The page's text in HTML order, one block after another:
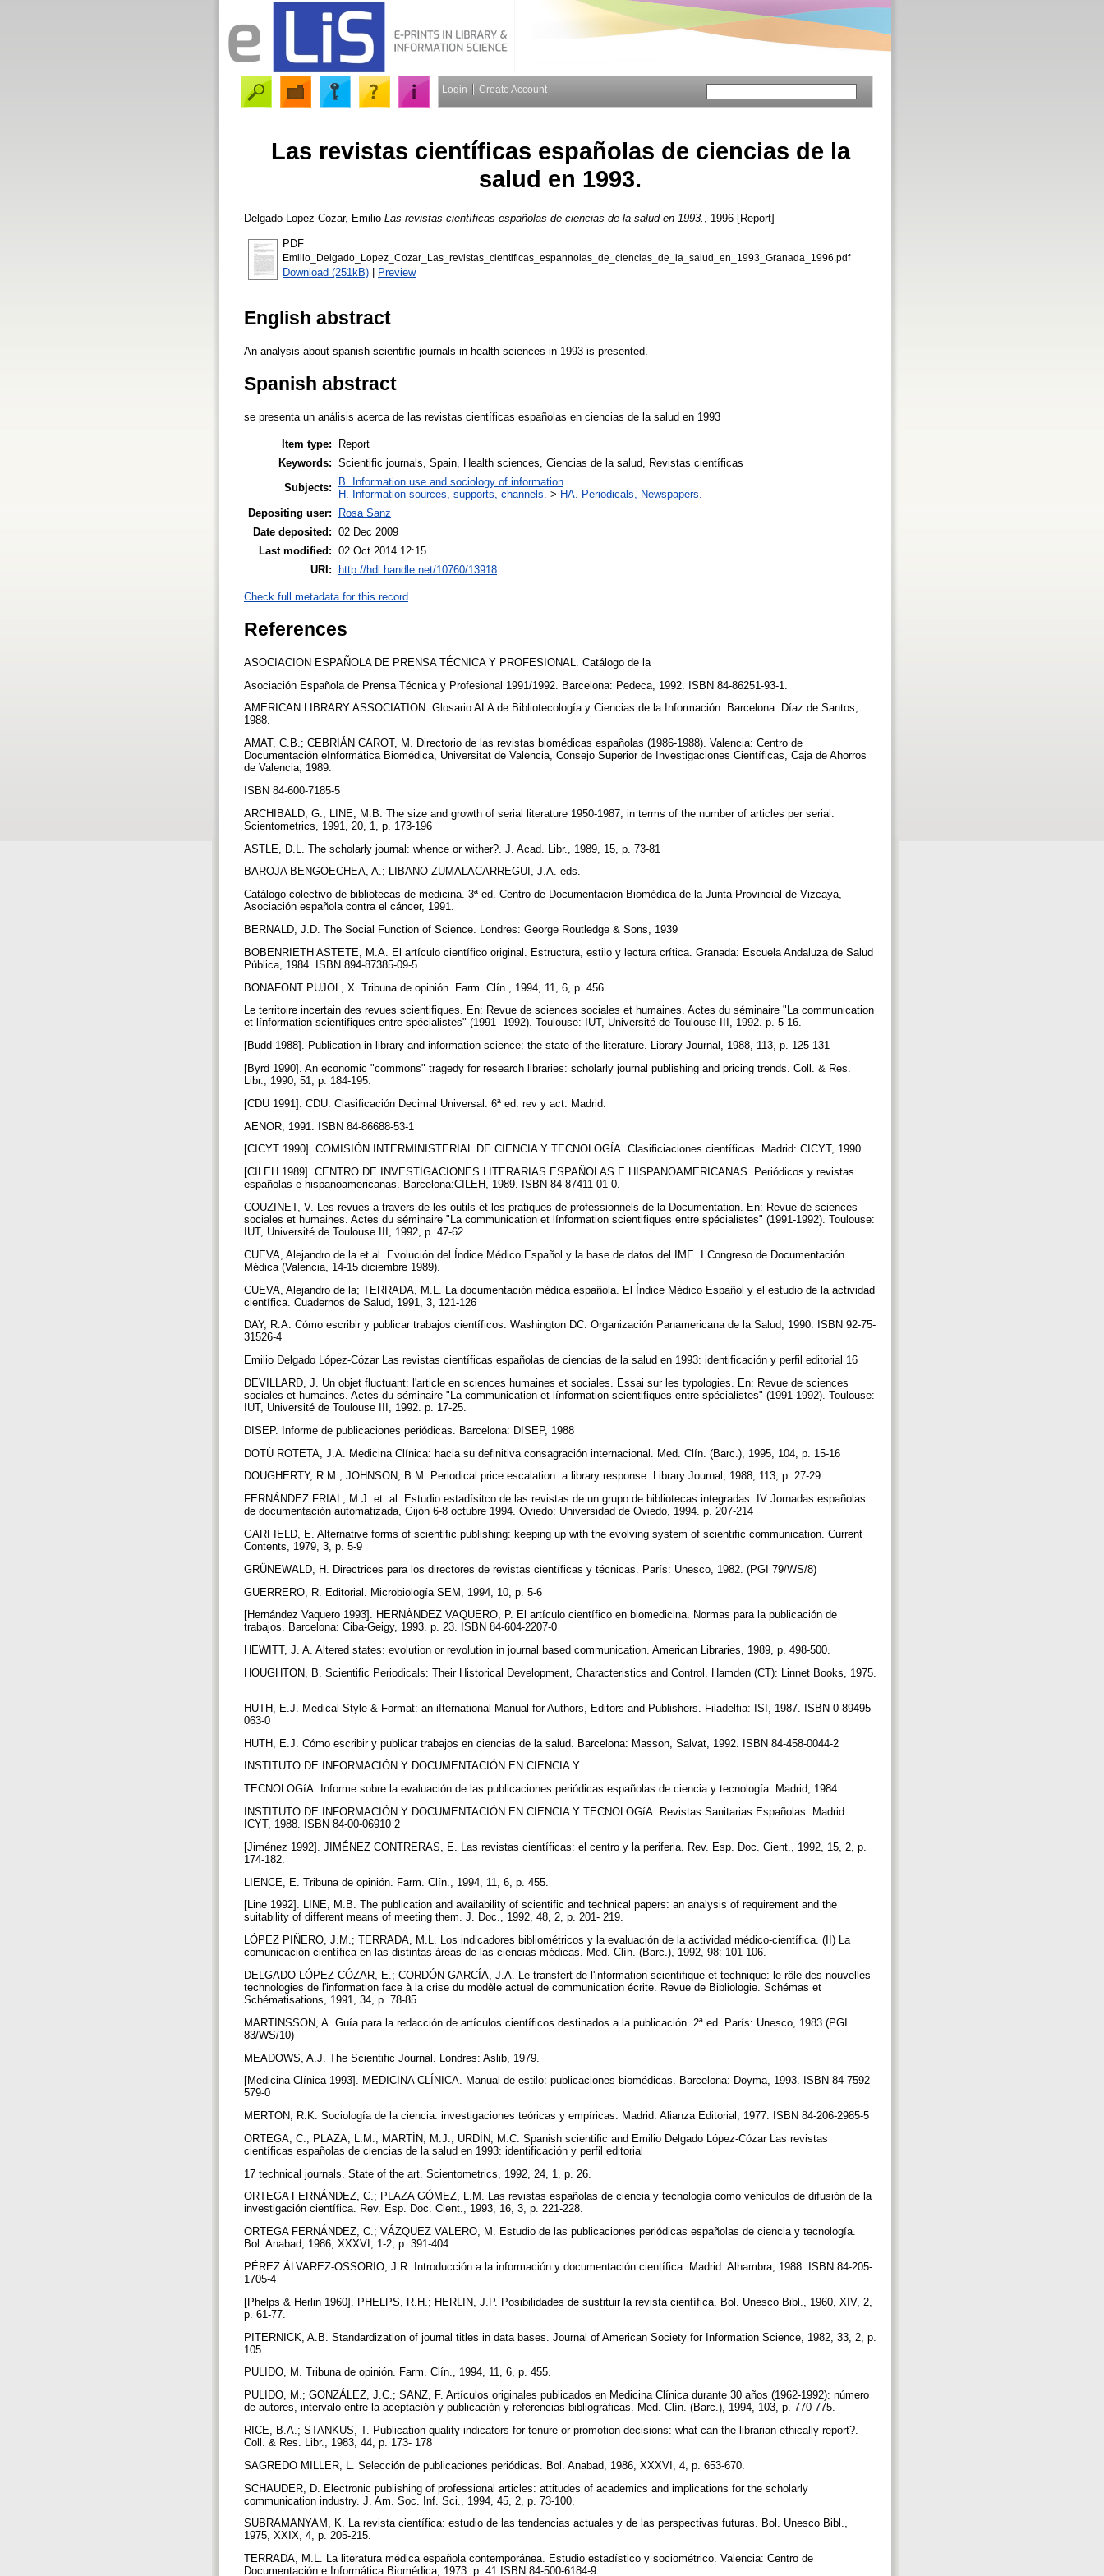
Login Create Account
Las revistas científicas españolas de ciencias de la
salud en 1993.
Delgado-Lopez-Cozar, Emilio Las revistas científicas españolas de ciencias de la salud en 1993. , 1996 [Report]
PDF
Emilio_Delgado_Lopez_Cozar_Las_revistas_cientificas_espannolas_de_ciencias_de_la_salud_en_1993_Granada_1996.pdf
Download (251kB) | Preview
English abstract
An analysis about spanish scientific journals in health sciences in 1993 is presented.
Spanish abstract
se presenta un análisis acerca de las revistas científicas españolas en ciencias de la salud en 1993
Item type:
Report
Keywords: Scientific journals, Spain, Health sciences, Ciencias de la salud, Revistas científicas
Subjects:
B. Information use and sociology of information
H. Information sources, supports, channels. > HA. Periodicals, Newspapers.
Depositing user:
Rosa Sanz
Date deposited: 02 Dec 2009
Last modified: 02 Oct 2014 12:15
URI:
http://hdl.handle.net/10760/13918
Check full metadata for this record
References
ASOCIACION ESPAÑOLA DE PRENSA TÉCNICA Y PROFESIONAL. Catálogo de la
Asociación Española de Prensa Técnica y Profesional 1991/1992. Barcelona: Pedeca, 1992. ISBN 84-86251-93-1.
AMERICAN LIBRARY ASSOCIATION. Glosario ALA de Bibliotecología y Ciencias de la Información. Barcelona: Díaz de Santos,
1988.
AMAT, C.B.; CEBRIÁN CAROT, M. Directorio de las revistas biomédicas españolas (1986-1988). Valencia: Centro de
Documentación eInformática Biomédica, Universitat de Valencia, Consejo Superior de Investigaciones Científicas, Caja de Ahorros
de Valencia, 1989.
ISBN 84-600-7185-5
ARCHIBALD, G.; LINE, M.B. The size and growth of serial literature 1950-1987, in terms of the number of articles per serial.
Scientometrics, 1991, 20, 1, p. 173-196
ASTLE, D.L. The scholarly journal: whence or wither?. J. Acad. Libr., 1989, 15, p. 73-81
BAROJA BENGOECHEA, A.; LIBANO ZUMALACARREGUI, J.A. eds.
Catálogo colectivo de bibliotecas de medicina. 3ª ed. Centro de Documentación Biomédica de la Junta Provincial de Vizcaya,
Asociación española contra el cáncer, 1991.
BERNALD, J.D. The Social Function of Science. Londres: George Routledge & Sons, 1939
BOBENRIETH ASTETE, M.A. El artículo científico original. Estructura, estilo y lectura crítica. Granada: Escuela Andaluza de Salud
Pública, 1984. ISBN 894-87385-09-5
BONAFONT PUJOL, X. Tribuna de opinión. Farm. Clín., 1994, 11, 6, p. 456
Le territoire incertain des revues scientifiques. En: Revue de sciences sociales et humaines. Actes du séminaire "La communication
et línformation scientifiques entre spécialistes" (1991- 1992). Toulouse: IUT, Université de Toulouse III, 1992. p. 5-16.
[Budd 1988]. Publication in library and information science: the state of the literature. Library Journal, 1988, 113, p. 125-131
[Byrd 1990]. An economic "commons" tragedy for research libraries: scholarly journal publishing and pricing trends. Coll. & Res.
Libr., 1990, 51, p. 184-195.
[CDU 1991]. CDU. Clasificación Decimal Universal. 6ª ed. rev y act. Madrid:
AENOR, 1991. ISBN 84-86688-53-1
[CICYT 1990]. COMISIÓN INTERMINISTERIAL DE CIENCIA Y TECNOLOGÍA. Clasificiaciones científicas. Madrid: CICYT, 1990
[CILEH 1989]. CENTRO DE INVESTIGACIONES LITERARIAS ESPAÑOLAS E HISPANOAMERICANAS. Periódicos y revistas
españolas e hispanoamericanas. Barcelona:CILEH, 1989. ISBN 84-87411-01-0.
COUZINET, V. Les revues a travers de les outils et les pratiques de professionnels de la Documentation. En: Revue de sciences
sociales et humaines. Actes du séminaire "La communication et línformation scientifiques entre spécialistes" (1991-1992). Toulouse:
IUT, Université de Toulouse III, 1992, p. 47-62.
CUEVA, Alejandro de la et al. Evolución del Índice Médico Español y la base de datos del IME. I Congreso de Documentación
Médica (Valencia, 14-15 diciembre 1989).
CUEVA, Alejandro de la; TERRADA, M.L. La documentación médica española. El Índice Médico Español y el estudio de la actividad
científica. Cuadernos de Salud, 1991, 3, 121-126
DAY, R.A. Cómo escribir y publicar trabajos científicos. Washington DC: Organización Panamericana de la Salud, 1990. ISBN 92-75-
31526-4
Emilio Delgado López-Cózar Las revistas científicas españolas de ciencias de la salud en 1993: identificación y perfil editorial 16
DEVILLARD, J. Un objet fluctuant: l'article en sciences humaines et sociales. Essai sur les typologies. En: Revue de sciences
sociales et humaines. Actes du séminaire "La communication et línformation scientifiques entre spécialistes" (1991-1992). Toulouse:
IUT, Université de Toulouse III, 1992. p. 17-25.
DISEP. Informe de publicaciones periódicas. Barcelona: DISEP, 1988
DOTÚ ROTETA, J.A. Medicina Clínica: hacia su definitiva consagración internacional. Med. Clín. (Barc.), 1995, 104, p. 15-16
DOUGHERTY, R.M.; JOHNSON, B.M. Periodical price escalation: a library response. Library Journal, 1988, 113, p. 27-29.
FERNÁNDEZ FRIAL, M.J. et. al. Estudio estadísitco de las revistas de un grupo de bibliotecas integradas. IV Jornadas españolas
de documentación automatizada, Gijón 6-8 octubre 1994. Oviedo: Universidad de Oviedo, 1994. p. 207-214
GARFIELD, E. Alternative forms of scientific publishing: keeping up with the evolving system of scientific communication. Current
Contents, 1979, 3, p. 5-9
GRÜNEWALD, H. Directrices para los directores de revistas científicas y técnicas. París: Unesco, 1982. (PGI 79/WS/8)
GUERRERO, R. Editorial. Microbiología SEM, 1994, 10, p. 5-6
[Hernández Vaquero 1993]. HERNÁNDEZ VAQUERO, P. El artículo científico en biomedicina. Normas para la publicación de
trabajos. Barcelona: Ciba-Geigy, 1993. p. 23. ISBN 84-604-2207-0
HEWITT, J. A. Altered states: evolution or revolution in journal based communication. American Libraries, 1989, p. 498-500.
HOUGHTON, B. Scientific Periodicals: Their Historical Development, Characteristics and Control. Hamden (CT): Linnet Books, 1975.
HUTH, E.J. Medical Style & Format: an iIternational Manual for Authors, Editors and Publishers. Filadelfia: ISI, 1987. ISBN 0-89495-
063-0
HUTH, E.J. Cómo escribir y publicar trabajos en ciencias de la salud. Barcelona: Masson, Salvat, 1992. ISBN 84-458-0044-2
INSTITUTO DE INFORMACIÓN Y DOCUMENTACIÓN EN CIENCIA Y
TECNOLOGíA. Informe sobre la evaluación de las publicaciones periódicas españolas de ciencia y tecnología. Madrid, 1984
INSTITUTO DE INFORMACIÓN Y DOCUMENTACIÓN EN CIENCIA Y TECNOLOGíA. Revistas Sanitarias Españolas. Madrid:
ICYT, 1988. ISBN 84-00-06910 2
[Jiménez 1992]. JIMÉNEZ CONTRERAS, E. Las revistas científicas: el centro y la periferia. Rev. Esp. Doc. Cient., 1992, 15, 2, p.
174-182.
LIENCE, E. Tribuna de opinión. Farm. Clín., 1994, 11, 6, p. 455.
[Line 1992]. LINE, M.B. The publication and availability of scientific and technical papers: an analysis of requirement and the
suitability of different means of meeting them. J. Doc., 1992, 48, 2, p. 201- 219.
LÓPEZ PIÑERO, J.M.; TERRADA, M.L. Los indicadores bibliométricos y la evaluación de la actividad médico-científica. (II) La
comunicación científica en las distintas áreas de las ciencias médicas. Med. Clín. (Barc.), 1992, 98: 101-106.
DELGADO LÓPEZ-CÓZAR, E.; CORDÓN GARCÍA, J.A. Le transfert de l'information scientifique et technique: le rôle des nouvelles
technologies de l'information face à la crise du modèle actuel de communication écrite. Revue de Bibliologie. Schémas et
Schématisations, 1991, 34, p. 78-85.
MARTINSSON, A. Guía para la redacción de artículos científicos destinados a la publicación. 2ª ed. París: Unesco, 1983 (PGI
83/WS/10)
MEADOWS, A.J. The Scientific Journal. Londres: Aslib, 1979.
[Medicina Clínica 1993]. MEDICINA CLÍNICA. Manual de estilo: publicaciones biomédicas. Barcelona: Doyma, 1993. ISBN 84-7592-
579-0
MERTON, R.K. Sociología de la ciencia: investigaciones teóricas y empíricas. Madrid: Alianza Editorial, 1977. ISBN 84-206-2985-5
ORTEGA, C.; PLAZA, L.M.; MARTÍN, M.J.; URDÍN, M.C. Spanish scientific and Emilio Delgado López-Cózar Las revistas
científicas españolas de ciencias de la salud en 1993: identificación y perfil editorial
17 technical journals. State of the art. Scientometrics, 1992, 24, 1, p. 26.
ORTEGA FERNÁNDEZ, C.; PLAZA GÓMEZ, L.M. Las revistas españolas de ciencia y tecnología como vehículos de difusión de la
investigación científica. Rev. Esp. Doc. Cient., 1993, 16, 3, p. 221-228.
ORTEGA FERNÁNDEZ, C.; VÁZQUEZ VALERO, M. Estudio de las publicaciones periódicas españolas de ciencia y tecnología.
Bol. Anabad, 1986, XXXVI, 1-2, p. 391-404.
PÉREZ ÁLVAREZ-OSSORIO, J.R. Introducción a la información y documentación científica. Madrid: Alhambra, 1988. ISBN 84-205-
1705-4
[Phelps & Herlin 1960]. PHELPS, R.H.; HERLIN, J.P. Posibilidades de sustituir la revista científica. Bol. Unesco Bibl., 1960, XIV, 2,
p. 61-77.
PITERNICK, A.B. Standardization of journal titles in data bases. Journal of American Society for Information Science, 1982, 33, 2, p.
105.
PULIDO, M. Tribuna de opinión. Farm. Clín., 1994, 11, 6, p. 455.
PULIDO, M.; GONZÁLEZ, J.C.; SANZ, F. Artículos originales publicados en Medicina Clínica durante 30 años (1962-1992): número
de autores, intervalo entre la aceptación y publicación y referencias bibliográficas. Med. Clín. (Barc.), 1994, 103, p. 770-775.
RICE, B.A.; STANKUS, T. Publication quality indicators for tenure or promotion decisions: what can the librarian ethically report?.
Coll. & Res. Libr., 1983, 44, p. 173- 178
SAGREDO MILLER, L. Selección de publicaciones periódicas. Bol. Anabad, 1986, XXXVI, 4, p. 653-670.
SCHAUDER, D. Electronic publishing of professional articles: attitudes of academics and implications for the scholarly
communication industry. J. Am. Soc. Inf. Sci., 1994, 45, 2, p. 73-100.
SUBRAMANYAM, K. La revista científica: estudio de las tendencias actuales y de las perspectivas futuras. Bol. Unesco Bibl.,
1975, XXIX, 4, p. 205-215.
TERRADA, M.L. La literatura médica española contemporánea. Estudio estadístico y sociométrico. Valencia: Centro de
Documentación e Informática Biomédica, 1973. p. 41 ISBN 84-500-6184-9